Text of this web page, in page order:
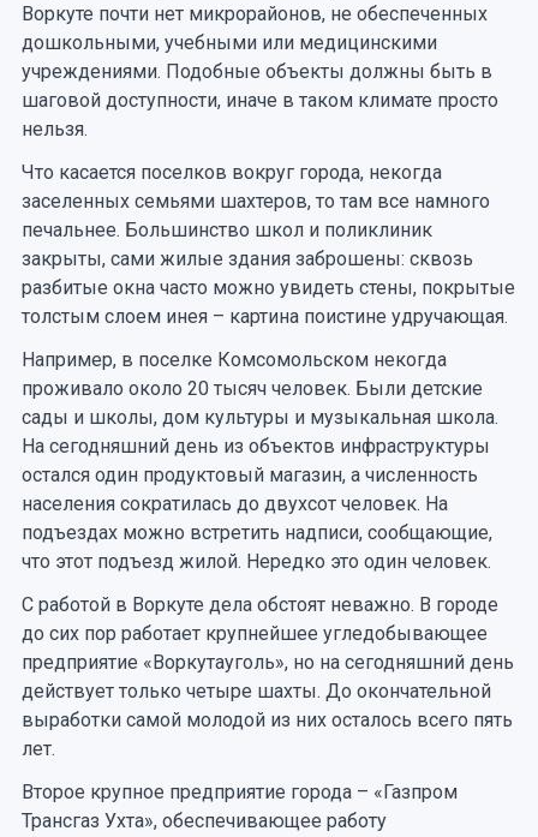
Воркуте почти нет микрорайонов, не обеспеченных
дошкольными, учебными или медицинскими
учреждениями. Подобные объекты должны быть в
шаговой доступности, иначе в таком климате просто
нельзя.
Что касается поселков вокруг города, некогда
заселенных семьями шахтеров, то там все намного
печальнее. Большинство школ и поликлиник
закрыты, сами жилые здания заброшены: сквозь
разбитые окна часто можно увидеть стены, покрытые
толстым слоем инея – картина поистине удручающая.
Например, в поселке Комсомольском некогда
проживало около 20 тысяч человек. Были детские
сады и школы, дом культуры и музыкальная школа.
На сегодняшний день из объектов инфраструктуры
остался один продуктовый магазин, а численность
населения сократилась до двухсот человек. На
подъездах можно встретить надписи, сообщающие,
что этот подъезд жилой. Нередко это один человек.
С работой в Воркуте дела обстоят неважно. В городе
до сих пор работает крупнейшее угледобывающее
предприятие «Воркутауголь», но на сегодняшний день
действует только четыре шахты. До окончательной
выработки самой молодой из них осталось всего пять
лет.
Второе крупное предприятие города – «Газпром
Трансгаз Ухта», обеспечивающее работу